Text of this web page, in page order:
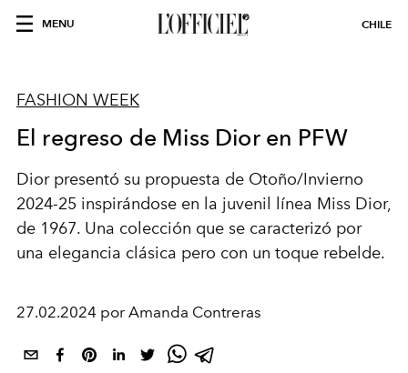
MENU CHILE
FASHION WEEK
El regreso de Miss Dior en PFW
Dior presentó su propuesta de Otoño/Invierno
2024-25 inspirándose en la juvenil línea Miss Dior,
de 1967. Una colección que se caracterizó por
una elegancia clásica pero con un toque rebelde.
27.02.2024 por Amanda Contreras